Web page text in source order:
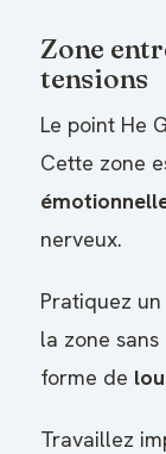
Zone
tensions
Le point He
Cette zone
nerveux.
Pratiquez
la zone
forme de
Travaillez